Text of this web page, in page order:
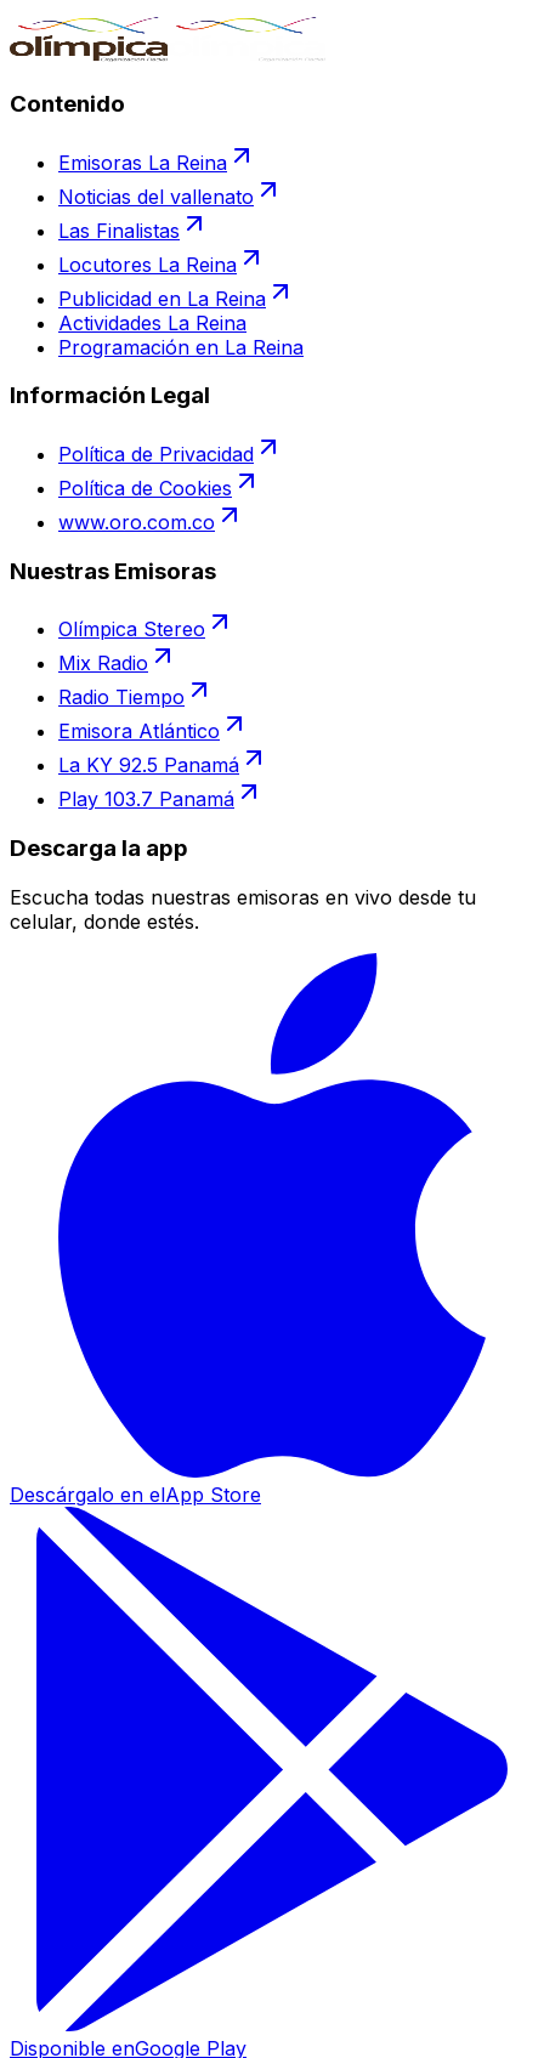
Contenido
Emisoras La Reina
Noticias del vallenato
Las Finalistas
Locutores La Reina
Publicidad en La Reina
Actividades La Reina
Programación en La Reina
Información Legal
Política de Privacidad
Política de Cookies
www.oro.com.co
Nuestras Emisoras
Olímpica Stereo
Mix Radio
Radio Tiempo
Emisora Atlántico
La KY 92.5 Panamá
Play 103.7 Panamá
Descarga la app
Escucha todas nuestras emisoras en vivo desde tu
celular, donde estés.
Descárgalo en elApp Store
Disponible enGoogle Play